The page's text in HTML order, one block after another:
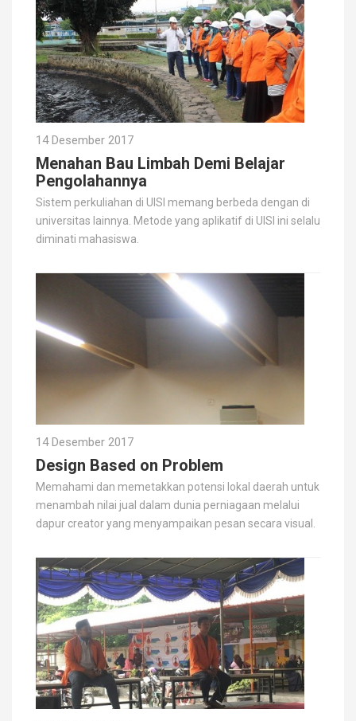
14 Desember 2017
Menahan Bau Limbah Demi Belajar
Pengolahannya
Sistem perkuliahan di UISI memang berbeda dengan di
universitas lainnya. Metode yang aplikatif di UISI ini selalu
diminati mahasiswa.
14 Desember 2017
Design Based on Problem
Memahami dan memetakkan potensi lokal daerah untuk
menambah nilai jual dalam dunia perniagaan melalui
dapur creator yang menyampaikan pesan secara visual.